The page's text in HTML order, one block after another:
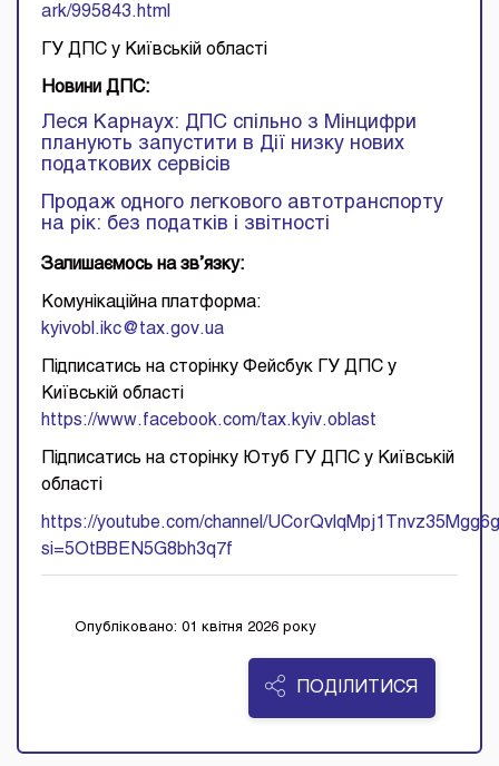
ark/995843.html
ГУ ДПС у Київській області
Новини ДПС:
Леся Карнаух: ДПС спільно з Мінцифри
планують запустити в Дії низку нових
податкових сервісів
Продаж одного легкового автотранспорту
на рік: без податків і звітності
Залишаємось на зв’язку:
Комунікаційна платформа:
kyivobl.ikc@tax.gov.ua
Підписатись на сторінку Фейсбук ГУ ДПС у
Київській області
https://www.facebook.com/tax.kyiv.oblast
Підписатись на сторінку Ютуб ГУ ДПС у Київській
області
https://youtube.com/channel/
si=5OtBBEN5G8bh3q7f
Опубліковано: 01 квітня 2026 року
ПОДІЛИТИСЯ